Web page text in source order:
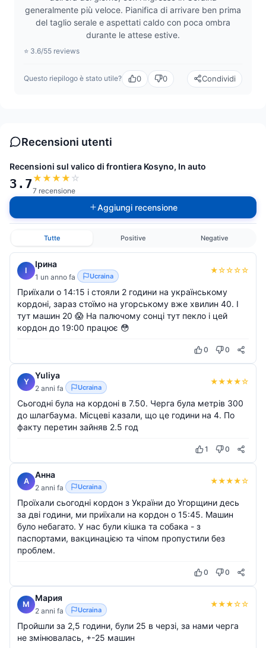
generalmente più veloce. Pianifica di arrivare ben prima
del taglio serale e aspettati caldo con poca ombra
durante le attese estive.
⭐ 3.6/55 reviews
Questo riepilogo è stato utile? 0 0 Condividi
Recensioni utenti
Recensioni sul valico di frontiera Kosyno, In auto
3.7★★★★ ☆
7 recensione
Aggiungi recensione
Tutte Positive Negative
І
Ірина
1 un anno fa Ucraina
★☆☆☆☆
Приїхали о 14:15 і стояли 2 години на українському
кордоні, зараз стоїмо на угорському вже хвилин 40. І
тут машин 20 😱 На палючому сонці тут пекло і цей
кордон до 19:00 працює 😳
0 0
Y
Yuliya
2 anni fa Ucraina
★★★★☆
Сьогодні була на кордоні в 7.50. Черга була метрів 300
до шлагбаума. Місцеві казали, що це години на 4. По
факту перетин зайняв 2.5 год
1 0
А
Анна
2 anni fa Ucraina
★★★★☆
Проїхали сьогодні кордон з України до Угорщини десь
за дві години, ми приїхали на кордон о 15:45. Машин
було небагато. У нас були кішка та собака - з
паспортами, вакцинацією та чіпом пропустили без
проблем.
0 0
М
Мария
2 anni fa Ucraina
★★★☆☆
Пройшли за 2,5 години, були 25 в черзі, за нами черга
не змінювалась, +-25 машин